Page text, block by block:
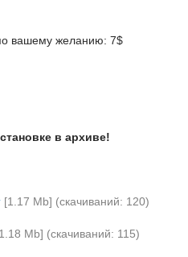
вашему желанию: 7$
в архиве!
[1.17 Mb] (cкачиваний: 120)
Mb] (cкачиваний: 115)